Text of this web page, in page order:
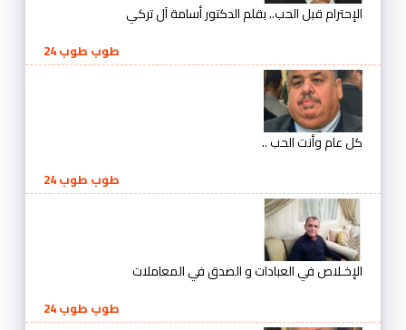
الإحترام قبل الحب.. بقلم الدكتور أسامة آل تركي
طوب طوب 24
كل عام وأنت الحب ..
طوب طوب 24
الإخـلاص في العبادات و الصدق في المعاملات
طوب طوب 24